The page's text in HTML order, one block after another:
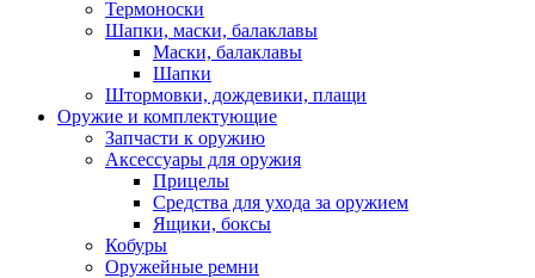
Термоноски
Шапки, маски, балаклавы
Маски, балаклавы
Шапки
Штормовки, дождевики, плащи
Оружие и комплектующие
Запчасти к оружию
Аксессуары для оружия
Прицелы
Средства для ухода за оружием
Ящики, боксы
Кобуры
Оружейные ремни